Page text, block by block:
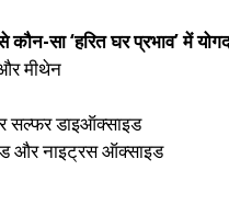
सा ‘हरित घर प्रभाव’ में
मीथेन
सल्फर डाइऑक्साइड
और नाइट्रस ऑक्साइड